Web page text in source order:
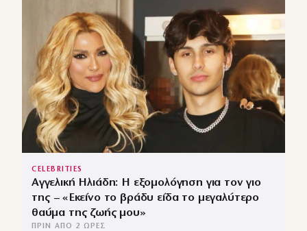
CELEBRITIES
Αγγελική Ηλιάδη: Η εξομολόγηση για τον γιο
της – «Εκείνο το βράδυ είδα το μεγαλύτερο
θαύμα της ζωής μου»
ΠΡΙΝ ΑΠΌ 2 ΏΡΕΣ